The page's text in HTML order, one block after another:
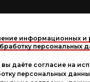
информационных и
персональных
НАВЕРХ
вы даёте согласие на
персональных